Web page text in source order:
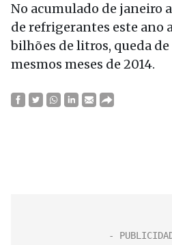
No acumulado de janeiro
de refrigerantes este ano
bilhões de litros, queda de
mesmos meses de 2014.